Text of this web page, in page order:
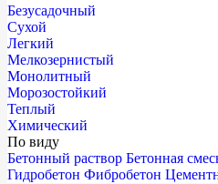
Безусадочный
Сухой
Легкий
Мелкозернистый
Монолитный
Морозостойкий
Теплый
Химический
По виду
Бетонный раствор Бетонная
Гидробетон Фибробетон